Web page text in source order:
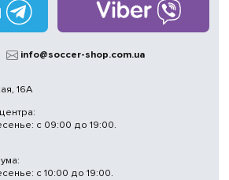
info@soccer-shop.com.ua
16А
с 09:00 до 19:00.
с 10:00 до 19:00.